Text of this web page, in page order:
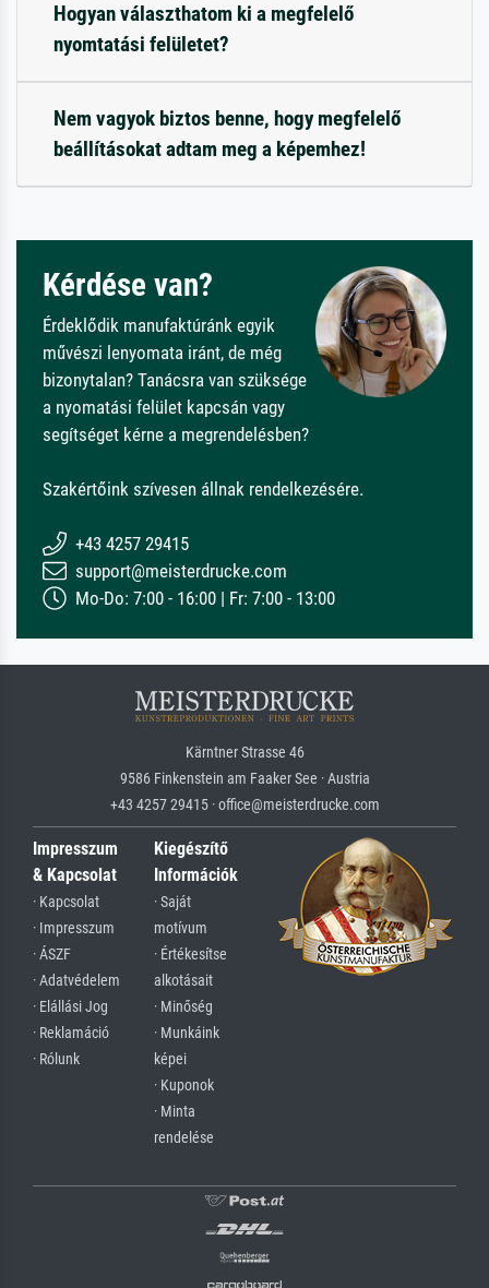
Hogyan választhatom ki a megfelelő
nyomtatási felületet?
Nem vagyok biztos benne, hogy megfelelő
beállításokat adtam meg a képemhez!
Kérdése van?
Érdeklődik manufaktúránk egyik
művészi lenyomata iránt, de még
bizonytalan? Tanácsra van szüksége
a nyomatási felület kapcsán vagy
segítséget kérne a megrendelésben?
Szakértőink szívesen állnak rendelkezésére.
+43 4257 29415
support@meisterdrucke.com
Mo-Do: 7:00 - 16:00 | Fr: 7:00 - 13:00
Kärntner Strasse 46
9586 Finkenstein am Faaker See · Austria
+43 4257 29415 · office@meisterdrucke.com
Impresszum
& Kapcsolat
· Kapcsolat
· Impresszum
· ÁSZF
· Adatvédelem
· Elállási Jog
· Reklamáció
· Rólunk
Kiegészítő
Információk
· Saját
motívum
· Értékesítse
alkotásait
· Minőség
· Munkáink
képei
· Kuponok
· Minta
rendelése